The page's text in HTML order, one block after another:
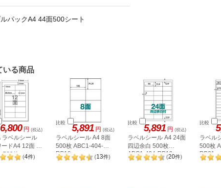
パックA4 44面500シート
いる商品
6,800 円 (税込)
ラベルシール
ードA4 12面 上
500枚 (4件)
比較 5,891 円 (税込)
ラベルシール A4 8面
500枚 ABC1-404-
RB10
(13件)
比較 5,891 円 (税込)
ラベルシール A4 24面
四辺余白 500枚
ABC1-404-RB19
(20件)
比較
ラベル
500枚
RB21